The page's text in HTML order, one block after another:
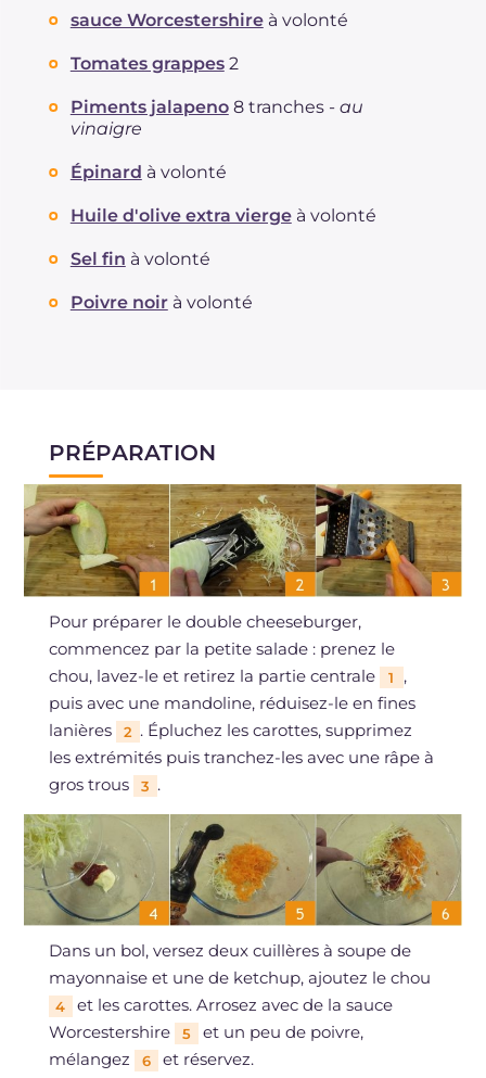
sauce Worcestershire à volonté
Tomates grappes 2
Piments jalapeno 8 tranches - au
vinaigre
Épinard à volonté
Huile d'olive extra vierge à volonté
Sel fin à volonté
Poivre noir à volonté
PRÉPARATION
Pour préparer le double cheeseburger,
commencez par la petite salade : prenez le
chou, lavez-le et retirez la partie centrale
1
,
puis avec une mandoline, réduisez-le en fines
lanières
2 . Épluchez les carottes, supprimez
les extrémités puis tranchez-les avec une râpe à
gros trous
3 .
Dans un bol, versez deux cuillères à soupe de
mayonnaise et une de ketchup, ajoutez le chou
4
et les carottes. Arrosez avec de la sauce
Worcestershire
5
et un peu de poivre,
mélangez
6 et réservez.